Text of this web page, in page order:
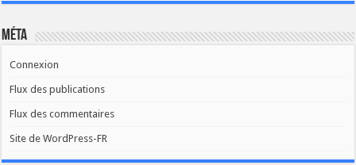
Méta
Connexion
Flux des publications
Flux des commentaires
Site de WordPress-FR